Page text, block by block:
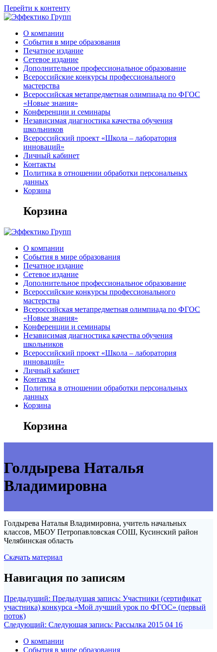
Перейти к контенту
О компании
События в мире образования
Печатное издание
Сетевое издание
Дополнительное профессиональное образование
Всероссийские конкурсы профессионального
мастерства
Всероссийская метапредметная олимпиада по ФГОС
«Новые знания»
Конференции и семинары
Независимая диагностика качества обучения
школьников
Всероссийский проект «Школа – лаборатория
инноваций»
Личный кабинет
Контакты
Политика в отношении обработки персональных
данных
Корзина
Корзина
О компании
События в мире образования
Печатное издание
Сетевое издание
Дополнительное профессиональное образование
Всероссийские конкурсы профессионального
мастерства
Всероссийская метапредметная олимпиада по ФГОС
«Новые знания»
Конференции и семинары
Независимая диагностика качества обучения
школьников
Всероссийский проект «Школа – лаборатория
инноваций»
Личный кабинет
Контакты
Политика в отношении обработки персональных
данных
Корзина
Корзина
Голдырева Наталья
Владимировна
Голдырева Наталья Владимировна, учитель начальных
классов, МБОУ Петропавловская СОШ, Кусинский район
Челябинская область
Скачать материал
Навигация по записям
Предыдущий: Предыдущая запись: Участники (сертификат
участника) конкурса «Мой лучший урок по ФГОС» (первый
поток)
Следующий: Следующая запись: Рассылка 2015 04 16
О компании
События в мире образования